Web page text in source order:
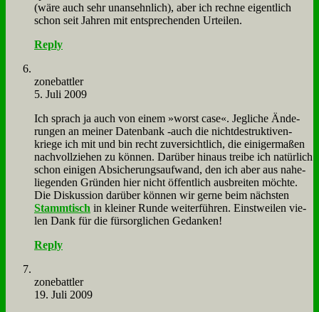
(wä­re auch sehr un­an­sehn­lich), aber ich rech­ne ei­gent­lich
schon seit Jah­ren mit ent­spre­chen­den Ur­tei­len.
Reply
zone­batt­ler
5. Juli 2009
Ich sprach ja auch von ei­nem »worst ca­se«. Jeg­li­che Än­de­
run­gen an mei­ner Da­ten­bank ‑auch die nicht­de­struk­ti­ven-
krie­ge ich mit und bin recht zu­ver­sicht­lich, die ei­ni­ger­ma­ßen
nach­voll­zie­hen zu kön­nen. Dar­über hin­aus trei­be ich na­tür­lich
schon ei­ni­gen Ab­si­che­rungs­auf­wand, den ich aber aus na­he­
lie­gen­den Grün­den hier nicht öf­fent­lich aus­brei­ten möch­te.
Die Dis­kus­si­on dar­über kön­nen wir ger­ne beim näch­sten
Stamm­tisch in klei­ner Run­de wei­ter­füh­ren. Einst­wei­len vie­
len Dank für die für­sorg­li­chen Ge­dan­ken!
Reply
zone­batt­ler
19. Juli 2009